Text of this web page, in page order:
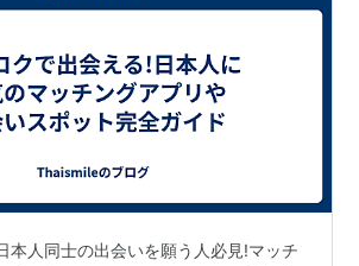
本人同士の出会いを願う人必見!マッチ